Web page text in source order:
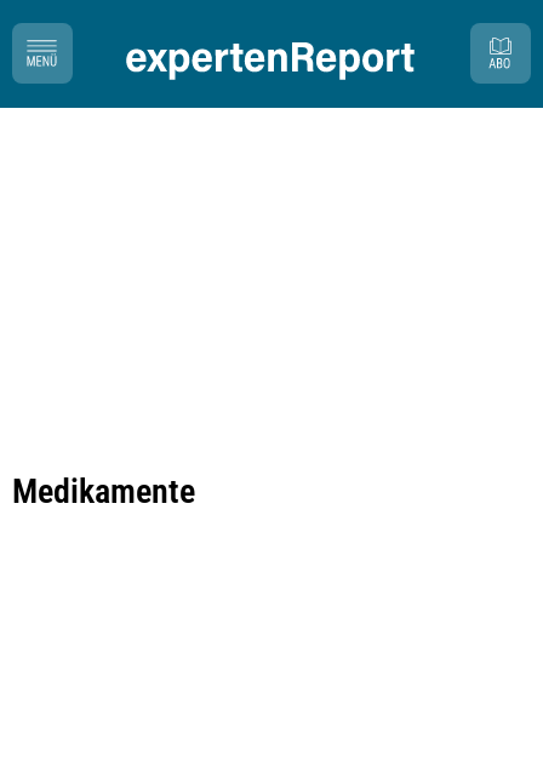
Medikamente